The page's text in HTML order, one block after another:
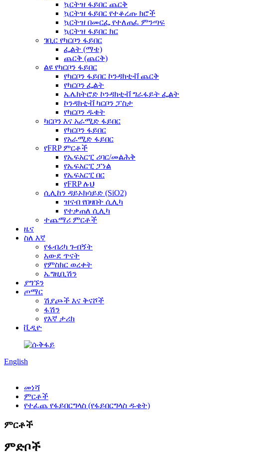
ኳርትዝ ፋይበር ጨርቅ
ኳርትዝ ፋይበር የተቆረጡ ክሮች
ኳርትዝ በመርፌ የተለጠፈ ምንጣፍ
ኳርትዝ ፋይበር ክር
ገቢር የካርቦን ፋይበር
ፌልት (ማቴ)
ጨርቅ (ጨርቅ)
ልዩ የካርቦን ፋይበር
የካርቦን ፋይበር ኮንዳክቲቭ ጨርቅ
የካርቦን ፌልት
ኤሌክትሮድ ኮንዳክቲቭ ግራፋይት ፌልት
ኮንዳክቲቭ ካርቦን ፓስታ
የካርቦን ዱቄት
ካርቦን እና አራሚድ ፋይበር
የካርቦን ፋይበር
የአራሚድ ፋይበር
የFRP ምርቶች
የኤፍአርፒ ሪባር/መልሕቅ
የኤፍአርፒ ፓነል
የኤፍአርፒ በር
የFRP ሉህ
ሲሊከን ዳይኦክሳይድ (SiO2)
ዝናብ የበዛበት ሲሊካ
የተቃጠለ ሲሊካ
ተጨማሪ ምርቶች
ዜና
ስለ እኛ
የፋብሪካ ጉብኝት
አውደ ጥናት
የምስክር ወረቀት
ኤግዚቢሽን
ያግኙን
ጦማር
ሽያጮች እና ቅናሾች
ፋሽን
የእኛ ታሪክ
ቪዲዮ
English
መነሻ
ምርቶች
የተፈጨ የፋይበርግላስ (የፋይበርግላስ ዱቄት)
ምርቶች
ምድቦች